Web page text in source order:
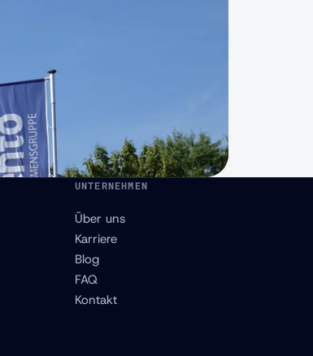
UNTERNEHMEN
Über uns
Karriere
Blog
FAQ
Kontakt